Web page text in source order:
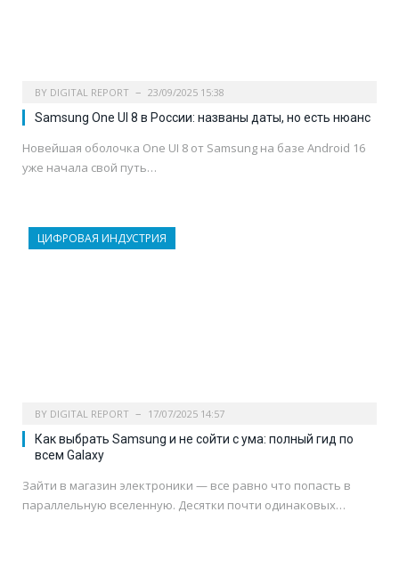
BY DIGITAL REPORT 23/09/2025 15:38
Samsung One UI 8 в России: названы даты, но есть нюанс
Новейшая оболочка One UI 8 от Samsung на базе Android 16
уже начала свой путь…
ЦИФРОВАЯ ИНДУСТРИЯ
BY DIGITAL REPORT 17/07/2025 14:57
Как выбрать Samsung и не сойти с ума: полный гид по
всем Galaxy
Зайти в магазин электроники — все равно что попасть в
параллельную вселенную. Десятки почти одинаковых…